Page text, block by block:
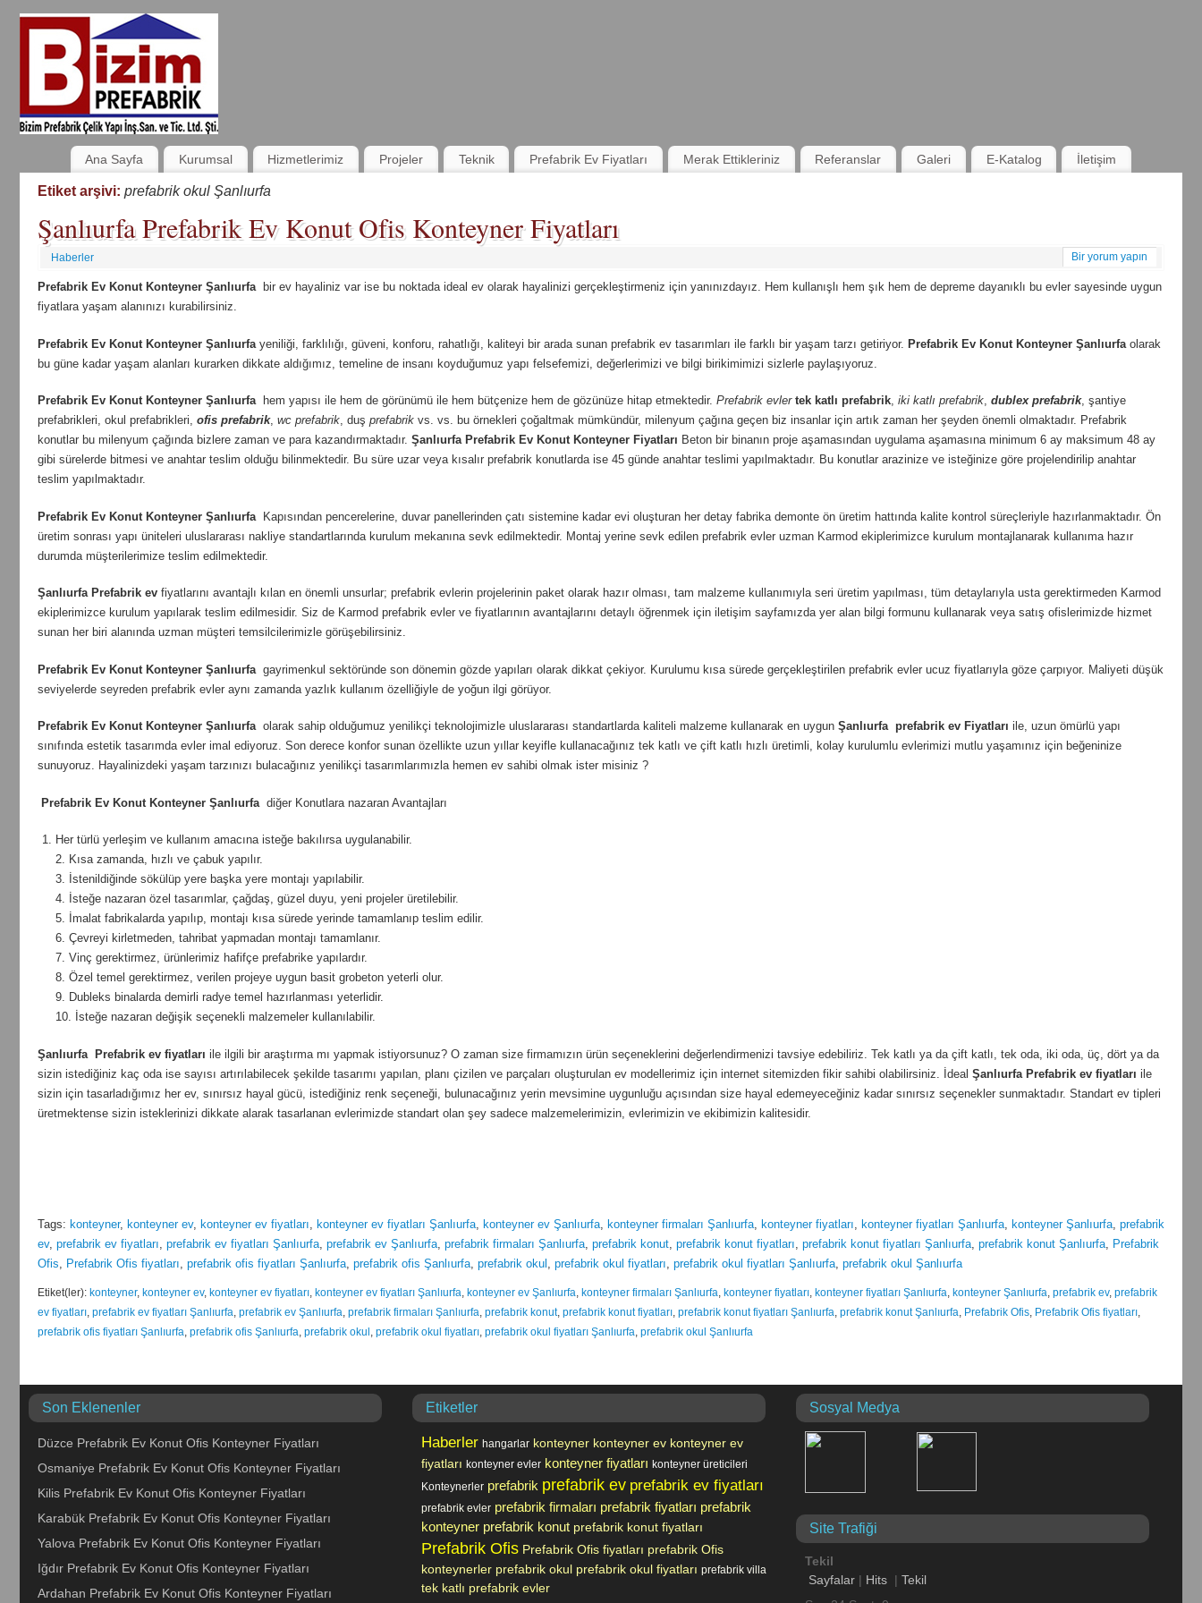
Ana Sayfa Kurumsal Hizmetlerimiz Projeler Teknik Prefabrik Ev Fiyatları Merak Ettikleriniz Referanslar Galeri E-Katalog İletişim
Etiket arşivi: prefabrik okul Şanlıurfa
Şanlıurfa Prefabrik Ev Konut Ofis Konteyner Fiyatları
Haberler Bir yorum yapın
Prefabrik Ev Konut Konteyner Şanlıurfabir ev hayaliniz var ise bu noktada ideal ev olarak hayalinizi gerçekleştirmeniz için yanınızdayız. Hem kullanışlı hem şık hem de depreme dayanıklı bu evler sayesinde uygun
fiyatlara yaşam alanınızı kurabilirsiniz.
Prefabrik Ev Konut Konteyner Şanlıurfa yeniliği, farklılığı, güveni, konforu, rahatlığı, kaliteyi bir arada sunan prefabrik ev tasarımları ile farklı bir yaşam tarzı getiriyor. Prefabrik Ev Konut Konteyner Şanlıurfa olarak
bu güne kadar yaşam alanları kurarken dikkate aldığımız, temeline de insanı koyduğumuz yapı felsefemizi, değerlerimizi ve bilgi birikimimizi sizlerle paylaşıyoruz.
Prefabrik Ev Konut Konteyner Şanlıurfahem yapısı ile hem de görünümü ile hem bütçenize hem de gözünüze hitap etmektedir. Prefabrik evler tek katlı prefabrik, iki katlı prefabrik, dublex prefabrik, şantiye
prefabrikleri, okul prefabrikleri, ofis prefabrik, wc prefabrik, duş prefabrik vs. vs. bu örnekleri çoğaltmak mümkündür, milenyum çağına geçen biz insanlar için artık zaman her şeyden önemli olmaktadır. Prefabrik
konutlar bu milenyum çağında bizlere zaman ve para kazandırmaktadır. Şanlıurfa Prefabrik Ev Konut Konteyner Fiyatları Beton bir binanın proje aşamasından uygulama aşamasına minimum 6 ay maksimum 48 ay
gibi sürelerde bitmesi ve anahtar teslim olduğu bilinmektedir. Bu süre uzar veya kısalır prefabrik konutlarda ise 45 günde anahtar teslimi yapılmaktadır. Bu konutlar arazinize ve isteğinize göre projelendirilip anahtar
teslim yapılmaktadır.
Prefabrik Ev Konut Konteyner Şanlıurfa Kapısından pencerelerine, duvar panellerinden çatı sistemine kadar evi oluşturan her detay fabrika demonte ön üretim hattında kalite kontrol süreçleriyle hazırlanmaktadır. Ön
üretim sonrası yapı üniteleri uluslararası nakliye standartlarında kurulum mekanına sevk edilmektedir. Montaj yerine sevk edilen prefabrik evler uzman Karmod ekiplerimizce kurulum montajlanarak kullanıma hazır
durumda müşterilerimize teslim edilmektedir.
ŞanlıurfaPrefabrik ev fiyatlarını avantajlı kılan en önemli unsurlar; prefabrik evlerin projelerinin paket olarak hazır olması, tam malzeme kullanımıyla seri üretim yapılması, tüm detaylarıyla usta gerektirmeden Karmod
ekiplerimizce kurulum yapılarak teslim edilmesidir. Siz de Karmod prefabrik evler ve fiyatlarının avantajlarını detaylı öğrenmek için iletişim sayfamızda yer alan bilgi formunu kullanarak veya satış ofislerimizde hizmet
sunan her biri alanında uzman müşteri temsilcilerimizle görüşebilirsiniz.
Prefabrik Ev Konut Konteyner Şanlıurfa gayrimenkul sektöründe son dönemin gözde yapıları olarak dikkat çekiyor. Kurulumu kısa sürede gerçekleştirilen prefabrik evler ucuz fiyatlarıyla göze çarpıyor. Maliyeti düşük
seviyelerde seyreden prefabrik evler aynı zamanda yazlık kullanım özelliğiyle de yoğun ilgi görüyor.
Prefabrik Ev Konut Konteyner Şanlıurfaolarak sahip olduğumuz yenilikçi teknolojimizle uluslararası standartlarda kaliteli malzeme kullanarak en uygun Şanlıurfaprefabrik ev Fiyatları ile, uzun ömürlü yapı
sınıfında estetik tasarımda evler imal ediyoruz. Son derece konfor sunan özellikte uzun yıllar keyifle kullanacağınız tek katlı ve çift katlı hızlı üretimli, kolay kurulumlu evlerimizi mutlu yaşamınız için beğeninize
sunuyoruz. Hayalinizdeki yaşam tarzınızı bulacağınız yenilikçi tasarımlarımızla hemen ev sahibi olmak ister misiniz ?
Prefabrik Ev Konut Konteyner Şanlıurfa diğer Konutlara nazaran Avantajları
Her türlü yerleşim ve kullanım amacına isteğe bakılırsa uygulanabilir.
2. Kısa zamanda, hızlı ve çabuk yapılır.
3. İstenildiğinde sökülüp yere başka yere montajı yapılabilir.
4. İsteğe nazaran özel tasarımlar, çağdaş, güzel duyu, yeni projeler üretilebilir.
5. İmalat fabrikalarda yapılıp, montajı kısa sürede yerinde tamamlanıp teslim edilir.
6. Çevreyi kirletmeden, tahribat yapmadan montajı tamamlanır.
7. Vinç gerektirmez, ürünlerimiz hafifçe prefabrike yapılardır.
8. Özel temel gerektirmez, verilen projeye uygun basit grobeton yeterli olur.
9. Dubleks binalarda demirli radye temel hazırlanması yeterlidir.
10. İsteğe nazaran değişik seçenekli malzemeler kullanılabilir.
Şanlıurfa Prefabrik ev fiyatları ile ilgili bir araştırma mı yapmak istiyorsunuz? O zaman size firmamızın ürün seçeneklerini değerlendirmenizi tavsiye edebiliriz. Tek katlı ya da çift katlı, tek oda, iki oda, üç, dört ya da
sizin istediğiniz kaç oda ise sayısı artırılabilecek şekilde tasarımı yapılan, planı çizilen ve parçaları oluşturulan ev modellerimiz için internet sitemizden fikir sahibi olabilirsiniz. İdeal Şanlıurfa Prefabrik ev fiyatları ile
sizin için tasarladığımız her ev, sınırsız hayal gücü, istediğiniz renk seçeneği, bulunacağınız yerin mevsimine uygunluğu açısından size hayal edemeyeceğiniz kadar sınırsız seçenekler sunmaktadır. Standart ev tipleri
üretmektense sizin isteklerinizi dikkate alarak tasarlanan evlerimizde standart olan şey sadece malzemelerimizin, evlerimizin ve ekibimizin kalitesidir.
Tags: konteyner, konteyner ev, konteyner ev fiyatları, konteyner ev fiyatları Şanlıurfa, konteyner ev Şanlıurfa, konteyner firmaları Şanlıurfa, konteyner fiyatları, konteyner fiyatları Şanlıurfa, konteyner Şanlıurfa, prefabrik
ev, prefabrik ev fiyatları, prefabrik ev fiyatları Şanlıurfa, prefabrik ev Şanlıurfa, prefabrik firmaları Şanlıurfa, prefabrik konut, prefabrik konut fiyatları, prefabrik konut fiyatları Şanlıurfa, prefabrik konut Şanlıurfa, Prefabrik
Ofis, Prefabrik Ofis fiyatları, prefabrik ofis fiyatları Şanlıurfa, prefabrik ofis Şanlıurfa, prefabrik okul , prefabrik okul fiyatları, prefabrik okul fiyatları Şanlıurfa, prefabrik okul Şanlıurfa
Etiket(ler): konteyner, konteyner ev, konteyner ev fiyatları, konteyner ev fiyatları Şanlıurfa, konteyner ev Şanlıurfa, konteyner firmaları Şanlıurfa, konteyner fiyatları, konteyner fiyatları Şanlıurfa, konteyner Şanlıurfa, prefabrik ev, prefabrik
ev fiyatları, prefabrik ev fiyatları Şanlıurfa, prefabrik ev Şanlıurfa, prefabrik firmaları Şanlıurfa, prefabrik konut, prefabrik konut fiyatları, prefabrik konut fiyatları Şanlıurfa, prefabrik konut Şanlıurfa, Prefabrik Ofis, Prefabrik Ofis fiyatları,
prefabrik ofis fiyatları Şanlıurfa, prefabrik ofis Şanlıurfa, prefabrik okul , prefabrik okul fiyatları, prefabrik okul fiyatları Şanlıurfa, prefabrik okul Şanlıurfa
Son Eklenenler
Düzce Prefabrik Ev Konut Ofis Konteyner Fiyatları
Osmaniye Prefabrik Ev Konut Ofis Konteyner Fiyatları
Kilis Prefabrik Ev Konut Ofis Konteyner Fiyatları
Karabük Prefabrik Ev Konut Ofis Konteyner Fiyatları
Yalova Prefabrik Ev Konut Ofis Konteyner Fiyatları
Iğdır Prefabrik Ev Konut Ofis Konteyner Fiyatları
Ardahan Prefabrik Ev Konut Ofis Konteyner Fiyatları
Etiketler
Haberler hangarlar konteyner konteyner ev konteyner ev
fiyatları konteyner evler konteyner fiyatları konteyner üreticileri
Konteynerler prefabrik prefabrik ev prefabrik ev fiyatları
prefabrik evler prefabrik firmaları prefabrik fiyatları prefabrik
konteyner prefabrik konut prefabrik konut fiyatları
Prefabrik Ofis Prefabrik Ofis fiyatları prefabrik Ofis
konteynerler prefabrik okul prefabrik okul fiyatları prefabrik villa
tek katlı prefabrik evler
Sosyal Medya
Site Trafiği
Tekil
Sayfalar | Hits | Tekil